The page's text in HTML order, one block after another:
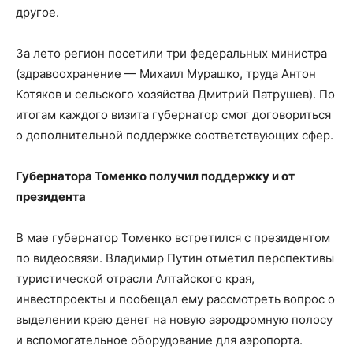
другое.
За лето регион посетили три федеральных министра
(здравоохранение — Михаил Мурашко, труда Антон
Котяков и сельского хозяйства Дмитрий Патрушев). По
итогам каждого визита губернатор смог договориться
о дополнительной поддержке соответствующих сфер.
Губернатора Томенко получил поддержку и от
президента
В мае губернатор Томенко встретился с президентом
по видеосвязи. Владимир Путин отметил перспективы
туристической отрасли Алтайского края,
инвестпроекты и пообещал ему рассмотреть вопрос о
выделении краю денег на новую аэродромную полосу
и вспомогательное оборудование для аэропорта.